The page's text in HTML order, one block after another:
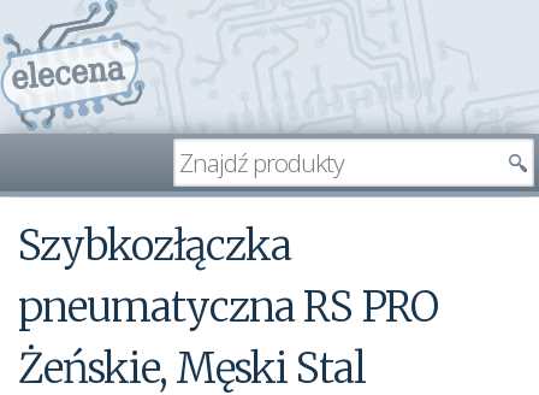
Szybkozłączka
pneumatyczna RS PRO
Żeńskie, Męski Stal